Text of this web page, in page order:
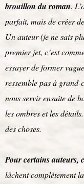
brouillon du roman.
parfait, mais de créer
Un auteur (je ne sais
premier jet, c’est
essayer de former
ressemble pas à grand-
nous servir ensuite de
les ombres et les
des choses.
Pour certains auteurs,
lâchent complètement